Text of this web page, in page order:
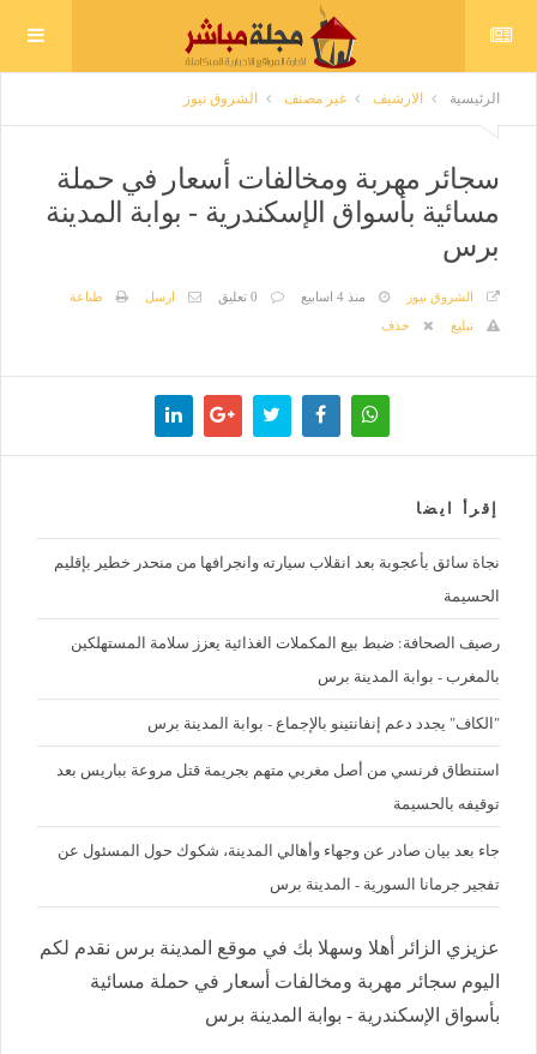
الرئيسية الارشيف غير مصنف الشروق نيوز
سجائر مهربة ومخالفات أسعار في حملة
مسائية بأسواق الإسكندرية - بوابة المدينة
برس
الشروق نيوز منذ 4 اسابيع 0 تعليق ارسل
طباعة
تبليغ
حذف
إقرأ ايضا
نجاة سائق بأعجوبة بعد انقلاب سيارته وانجرافها من منحدر خطير بإقليم
الحسيمة
رصيف الصحافة: ضبط بيع المكملات الغذائية يعزز سلامة المستهلكين
بالمغرب - بوابة المدينة برس
"الكاف" يجدد دعم إنفانتينو بالإجماع - بوابة المدينة برس
استنطاق فرنسي من أصل مغربي متهم بجريمة قتل مروعة بباريس بعد
توقيفه بالحسيمة
جاء بعد بيان صادر عن وجهاء وأهالي المدينة، شكوك حول المسئول عن
تفجير جرمانا السورية - المدينة برس
عزيزي الزائر أهلا وسهلا بك في موقع المدينة برس نقدم لكم
اليوم سجائر مهربة ومخالفات أسعار في حملة مسائية
بأسواق الإسكندرية - بوابة المدينة برس